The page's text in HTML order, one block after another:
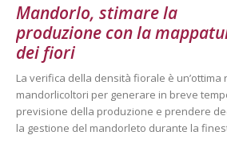
Mandorlo, stimare la
produzione con la
dei fiori
La verifica della densità fiorale è un’ottima
mandorlicoltori per generare in breve
previsione della produzione e prendere
la gestione del mandorleto durante la